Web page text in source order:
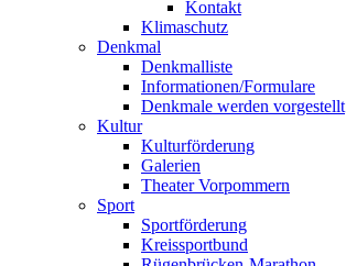
Kontakt
Klimaschutz
Denkmal
Denkmalliste
Informationen/Formulare
Denkmale werden vorgestellt
Kultur
Kulturförderung
Galerien
Theater Vorpommern
Sport
Sportförderung
Kreissportbund